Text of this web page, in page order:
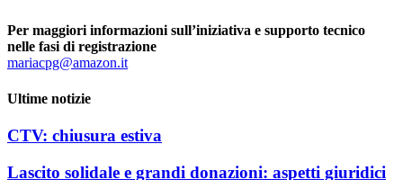
Per maggiori informazioni sull’iniziativa e supporto tecnico
nelle fasi di registrazione
mariacpg@amazon.it
Ultime notizie
CTV: chiusura estiva
Lascito solidale e grandi donazioni: aspetti giuridici